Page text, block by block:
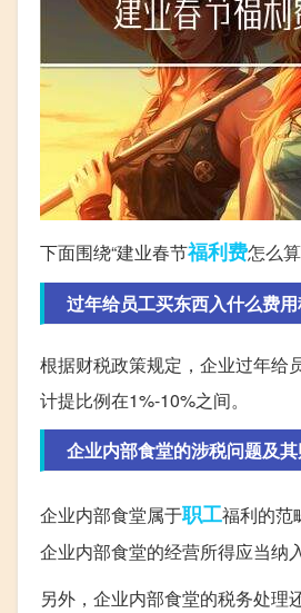
下面围绕“建业春节福利费怎么
过年给员工买东西入什么费
根据财税政策规定，企业过年给
计提比例在1%-10%之间。
企业内部食堂的涉税问题及
企业内部食堂属于职工福利的范
企业内部食堂的经营所得应当纳
另外，企业内部食堂的税务处理